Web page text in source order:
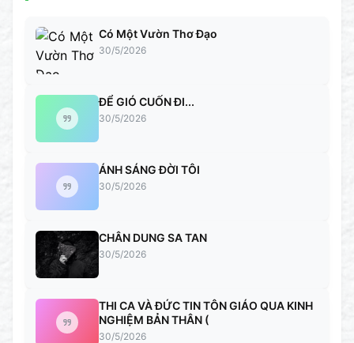
Có Một Vườn Thơ Đạo
30/5/2026
ĐỂ GIÓ CUỐN ĐI...
30/5/2026
ÁNH SÁNG ĐỜI TÔI
30/5/2026
CHÂN DUNG SA TAN
30/5/2026
THI CA VÀ ĐỨC TIN TÔN GIÁO QUA KINH
NGHIỆM BẢN THÂN (
30/5/2026